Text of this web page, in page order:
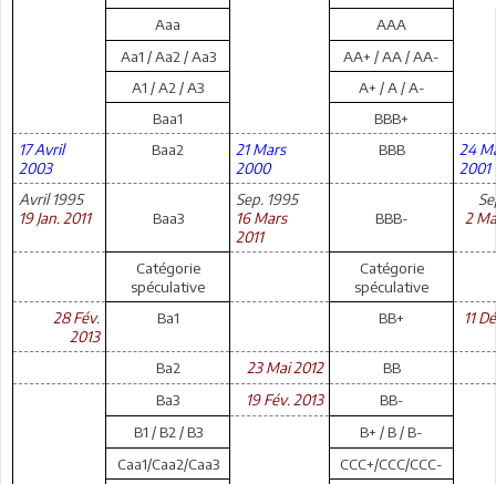
Aaa
AAA
Aa1 / Aa2 / Aa3
AA+ / AA / AA-
A1 / A2 / A3
A+ / A / A-
Baa1
BBB+
17 Avril
2003
Baa2
21 Mars
2000
BBB
24
2001
Avril 1995
19 Jan. 2011
Baa3
Sep. 1995
16 Mars
2011
BBB-
2
Catégorie
spéculative
Catégorie
spéculative
28 Fév.
2013
Ba1 BB+ 11
Ba2 23 Mai 2012
BB
Ba3
19 Fév. 2013
BB-
B1 / B2 / B3
B+ / B / B-
Caa1/Caa2/Caa3
CCC+/CCC/CCC-